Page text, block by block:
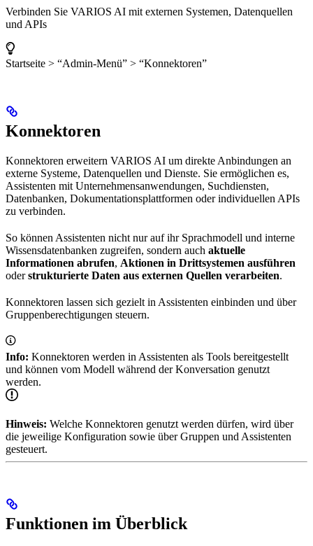
Verbinden Sie VARIOS AI mit externen Systemen, Datenquellen
und APIs
Startseite > “Admin-Menü” > “Konnektoren”
Konnektoren
Konnektoren erweitern VARIOS AI um direkte Anbindungen an
externe Systeme, Datenquellen und Dienste. Sie ermöglichen es,
Assistenten mit Unternehmensanwendungen, Suchdiensten,
Datenbanken, Dokumentationsplattformen oder individuellen APIs
zu verbinden.
So können Assistenten nicht nur auf ihr Sprachmodell und interne
Wissensdatenbanken zugreifen, sondern auch aktuelle
Informationen abrufen, Aktionen in Drittsystemen ausführen
oderstrukturierte Daten aus externen Quellen verarbeiten.
Konnektoren lassen sich gezielt in Assistenten einbinden und über
Gruppenberechtigungen steuern.
Info: Konnektoren werden in Assistenten als Tools bereitgestellt
und können vom Modell während der Konversation genutzt
werden.
Hinweis: Welche Konnektoren genutzt werden dürfen, wird über
die jeweilige Konfiguration sowie über Gruppen und Assistenten
gesteuert.
Funktionen im Überblick